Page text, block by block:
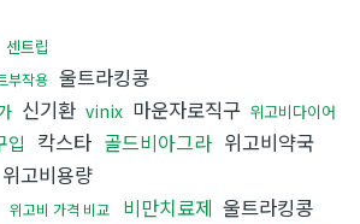
센트립
부작용 울트라킹콩
신기환 vinix 마운자로직구 위고비다이어
입 칵스타 골드비아그라 위고비약국
위고비용량
위고비 가격 비교 비만치료제 울트라킹콩